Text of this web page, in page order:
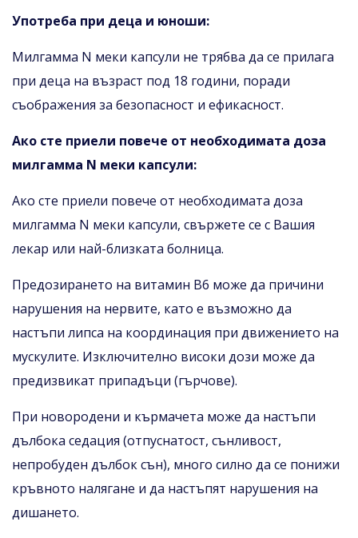
Употреба при деца и юноши:
Милгамма N меки капсули не трябва да се прилага
при деца на възраст под 18 години, поради
съображения за безопасност и ефикасност.
Ако сте приели повече от необходимата доза
милгамма N меки капсули:
Ако сте приели повече от необходимата доза
милгамма N меки капсули, свържете се с Вашия
лекар или най-близката болница.
Предозирането на витамин B6 може да причини
нарушения на нервите, като е възможно да
настъпи липса на координация при движението на
мускулите. Изключително високи дози може да
предизвикат припадъци (гърчове).
При новородени и кърмачета може да настъпи
дълбока седация (отпуснатост, сънливост,
непробуден дълбок сън), много силно да се понижи
кръвното налягане и да настъпят нарушения на
дишането.